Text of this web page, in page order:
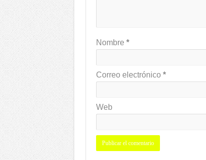
Nombre *
Correo electrónico *
Web